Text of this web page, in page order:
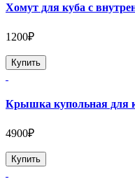
Хомут для куба с
1200₽
Купить
Крышка купольная для
4900₽
Купить